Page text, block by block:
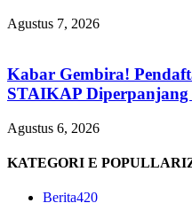
Agustus 7, 2026
Kabar Gembira!
STAIKAP Diperpanjang
Agustus 6, 2026
KATEGORI E
Berita420